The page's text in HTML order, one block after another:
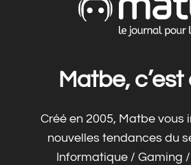
Matbe, c’est
Créé en 2005, Matbe vous
nouvelles tendances du
Informatique / Gaming /